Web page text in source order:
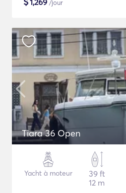
1,269 /jour
Tiara 36 Open
Yacht à moteur
39 ft
12 m